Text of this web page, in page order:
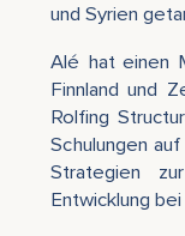
und Syrien
Alé hat einen
Finnland und
Rolfing
Schulungen
Strategien
Entwicklung